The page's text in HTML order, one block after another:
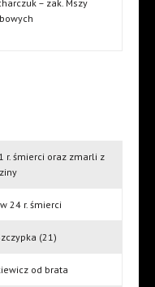
– zak. Mszy
r. śmierci oraz zmarli z
24 r. śmierci
(21)
od brata